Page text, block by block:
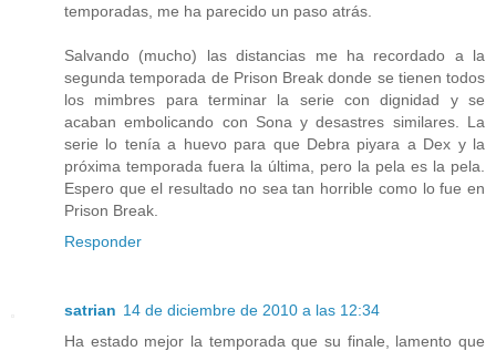
temporadas, me ha parecido un paso atrás.
Salvando (mucho) las distancias me ha recordado a la
segunda temporada de Prison Break donde se tienen todos
los mimbres para terminar la serie con dignidad y se
acaban embolicando con Sona y desastres similares. La
serie lo tenía a huevo para que Debra piyara a Dex y la
próxima temporada fuera la última, pero la pela es la pela.
Espero que el resultado no sea tan horrible como lo fue en
Prison Break.
Responder
satrian 14 de diciembre de 2010 a las 12:34
Ha estado mejor la temporada que su finale, lamento que